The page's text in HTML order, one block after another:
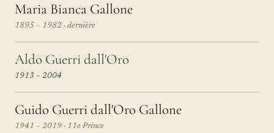
Maria Bianca Gallone
1895 – 1982 · dernière
Aldo Guerri dall'Oro
1913 – 2004
Guido Guerri dall'Oro Gallone
1941 – 2019 · 11e Prince